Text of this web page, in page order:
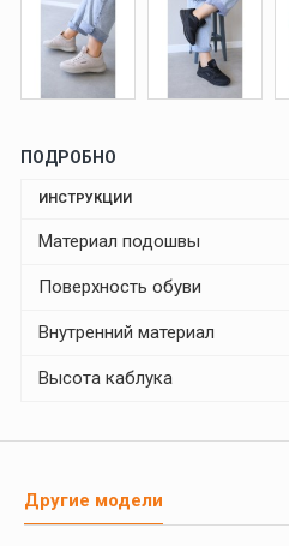
ПОДРОБНО
ИНСТРУКЦИИ
Материал подошвы
Поверхность обуви
Внутренний материал
Высота каблука
Другие модели